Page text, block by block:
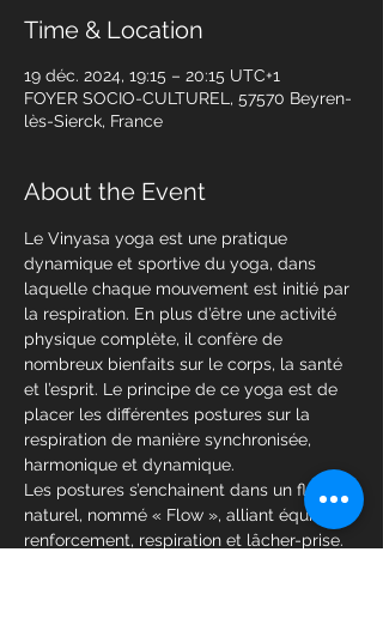
Time & Location
19 déc. 2024, 19:15 – 20:15 UTC+1
FOYER SOCIO-CULTUREL, 57570 Beyren-
lès-Sierck, France
About the Event
Le Vinyasa yoga est une pratique
dynamique et sportive du yoga, dans
laquelle chaque mouvement est initié par
la respiration. En plus d’être une activité
physique complète, il confère de
nombreux bienfaits sur le corps, la santé
et l’esprit. Le principe de ce yoga est de
placer les différentes postures sur la
respiration de manière synchronisée,
harmonique et dynamique.
Les postures s’enchainent dans un flux
naturel, nommé « Flow », alliant équilibre,
renforcement, respiration et lâcher-prise.